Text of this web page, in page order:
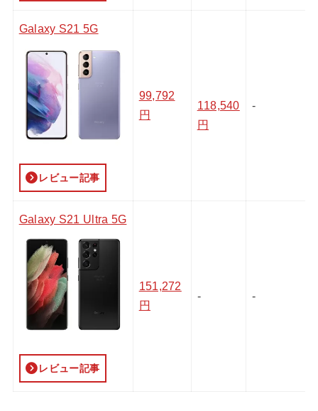
Galaxy S21 5G
レビュー記事
99,792
円
118,540
円
-
Galaxy S21 Ultra 5G
レビュー記事
151,272
円
- -